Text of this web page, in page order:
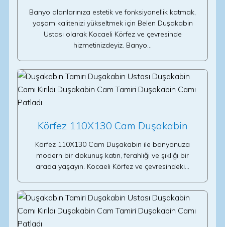
Banyo alanlarınıza estetik ve fonksiyonellik katmak,
yaşam kalitenizi yükseltmek için Belen Duşakabin
Ustası olarak Kocaeli Körfez ve çevresinde
hizmetinizdeyiz. Banyo…
Körfez 110X130 Cam Duşakabin
Körfez 110X130 Cam Duşakabin ile banyonuza
modern bir dokunuş katın, ferahlığı ve şıklığı bir
arada yaşayın. Kocaeli Körfez ve çevresindeki…